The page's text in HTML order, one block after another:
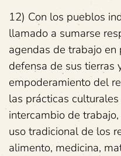
12) Con los pueblos
llamado a sumarse
agendas de trabajo
defensa de sus tierras
empoderamiento del
las prácticas
intercambio de
uso tradicional de los
alimento, medicina,